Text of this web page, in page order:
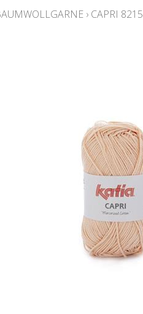
› CAPRI